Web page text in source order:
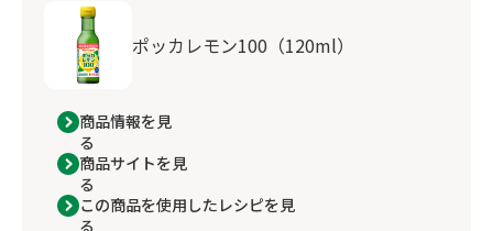
ポッカレモン100（120ml）
商品情報を見
る
商品サイトを見
る
この商品を使用したレシピを見
る